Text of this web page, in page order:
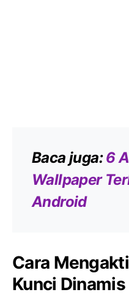
Baca juga:6
Wallpaper
Android
Cara
Kunci Dinamis